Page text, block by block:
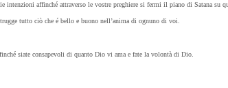
affinché attraverso le vostre preghiere si fermi il piano di Satana su
tutto ciò che é bello e buono nell’anima di ognuno di voi.
siate consapevoli di quanto Dio vi ama e fate la volontà di Dio.